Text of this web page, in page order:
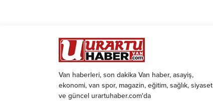
Van haberleri, son dakika Van haber, asayiş,
ekonomi, van spor, magazin, eğitim, sağlık, siyaset
ve güncel urartuhaber.com'da